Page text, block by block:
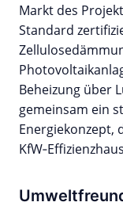
Markt des
Standard
Beheizung über
gemeinsam ein
Energiekonzept,